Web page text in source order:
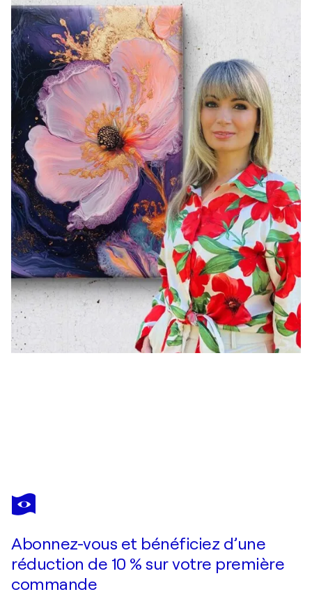
RITA BOHOSLAVSKA
Satin Mirage - Unique Fine Art Giclée
Abonnez-vous et bénéficiez d’une
réduction de 10 % sur votre première
commande